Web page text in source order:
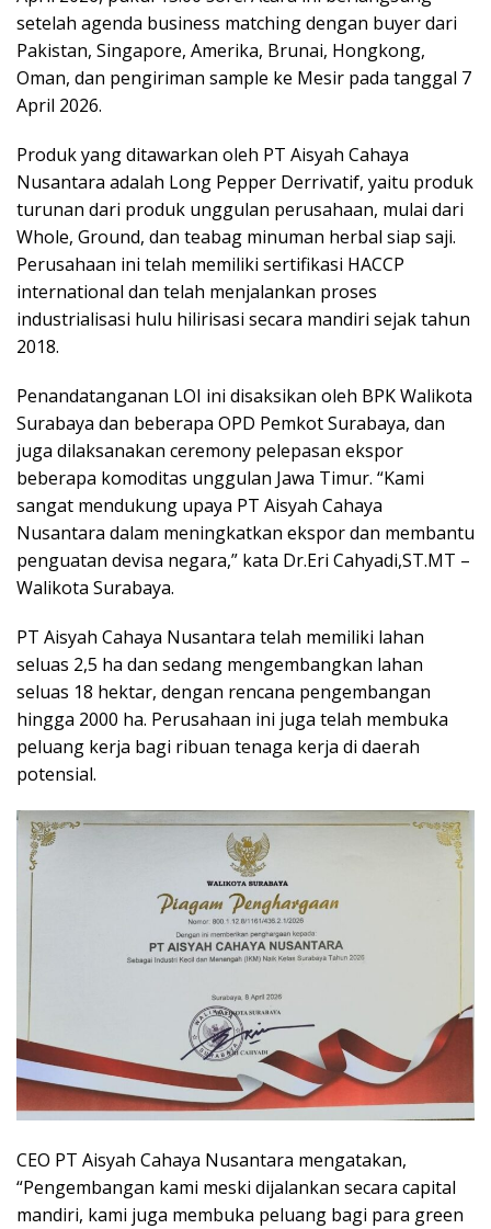
setelah agenda business matching dengan buyer dari
Pakistan, Singapore, Amerika, Brunai, Hongkong,
Oman, dan pengiriman sample ke Mesir pada tanggal 7
April 2026.
Produk yang ditawarkan oleh PT Aisyah Cahaya
Nusantara adalah Long Pepper Derrivatif, yaitu produk
turunan dari produk unggulan perusahaan, mulai dari
Whole, Ground, dan teabag minuman herbal siap saji.
Perusahaan ini telah memiliki sertifikasi HACCP
international dan telah menjalankan proses
industrialisasi hulu hilirisasi secara mandiri sejak tahun
2018.
Penandatanganan LOI ini disaksikan oleh BPK Walikota
Surabaya dan beberapa OPD Pemkot Surabaya, dan
juga dilaksanakan ceremony pelepasan ekspor
beberapa komoditas unggulan Jawa Timur. “Kami
sangat mendukung upaya PT Aisyah Cahaya
Nusantara dalam meningkatkan ekspor dan membantu
penguatan devisa negara,” kata Dr.Eri Cahyadi,ST.MT –
Walikota Surabaya.
PT Aisyah Cahaya Nusantara telah memiliki lahan
seluas 2,5 ha dan sedang mengembangkan lahan
seluas 18 hektar, dengan rencana pengembangan
hingga 2000 ha. Perusahaan ini juga telah membuka
peluang kerja bagi ribuan tenaga kerja di daerah
potensial.
CEO PT Aisyah Cahaya Nusantara mengatakan,
“Pengembangan kami meski dijalankan secara capital
mandiri, kami juga membuka peluang bagi para green